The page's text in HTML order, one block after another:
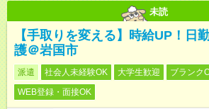
未読
【手取りを変える】時給UP！日
護＠岩国市
派遣 社会人未経験OK 大学生歓迎
ブランク
WEB登録・面接OK